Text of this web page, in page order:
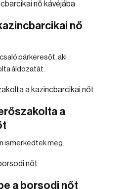
nő
párkeresőt, aki
áldozatát.
a
ismerkedtek meg.
a borsodi nőt